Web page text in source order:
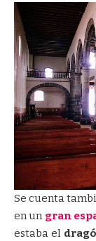
Se cuenta
en un gran
estaba el